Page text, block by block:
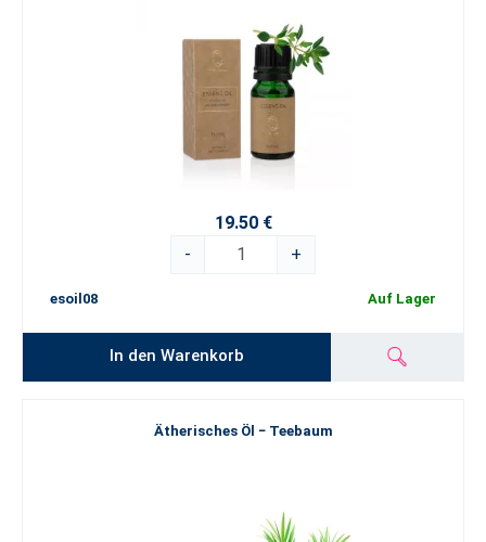
19.50 €
-
+
esoil08 Auf Lager
In den Warenkorb
Ätherisches Öl − Teebaum